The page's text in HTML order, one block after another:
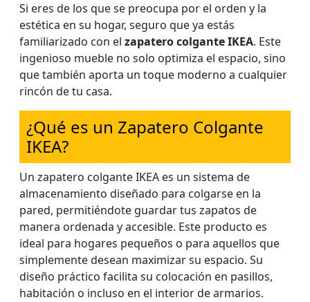
Si eres de los que se preocupa por el orden y la
estética en su hogar, seguro que ya estás
familiarizado con el zapatero colgante IKEA. Este
ingenioso mueble no solo optimiza el espacio, sino
que también aporta un toque moderno a cualquier
rincón de tu casa.
¿Qué es un Zapatero Colgante
IKEA?
Un zapatero colgante IKEA es un sistema de
almacenamiento diseñado para colgarse en la
pared, permitiéndote guardar tus zapatos de
manera ordenada y accesible. Este producto es
ideal para hogares pequeños o para aquellos que
simplemente desean maximizar su espacio. Su
diseño práctico facilita su colocación en pasillos,
habitación o incluso en el interior de armarios.